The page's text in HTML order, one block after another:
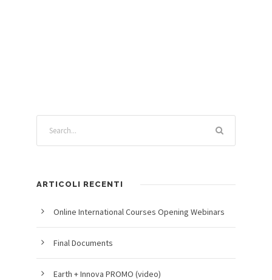
ARTICOLI RECENTI
Online International Courses Opening Webinars
Final Documents
Earth + Innova PROMO (video)